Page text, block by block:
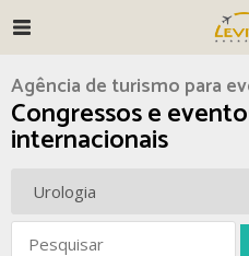
Agência de turismo para
Congressos e
internacionais